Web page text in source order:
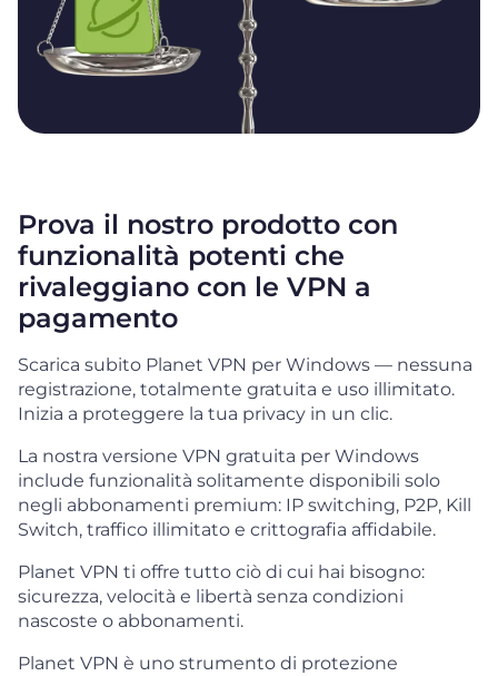
Prova il nostro prodotto con
funzionalità potenti che
rivaleggiano con le VPN a
pagamento
Scarica subito Planet VPN per Windows — nessuna
registrazione, totalmente gratuita e uso illimitato.
Inizia a proteggere la tua privacy in un clic.
La nostra versione VPN gratuita per Windows
include funzionalità solitamente disponibili solo
negli abbonamenti premium: IP switching, P2P, Kill
Switch, traffico illimitato e crittografia affidabile.
Planet VPN ti offre tutto ciò di cui hai bisogno:
sicurezza, velocità e libertà senza condizioni
nascoste o abbonamenti.
Planet VPN è uno strumento di protezione